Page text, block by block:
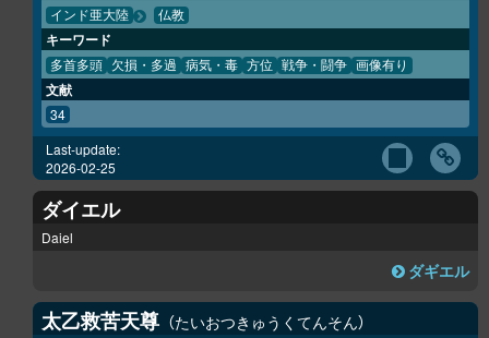
インド亜大陸 仏教
キーワード
多首多頭 欠損・多過 病気・毒 方位 戦争・闘争 画像有り
文献
34
Last-update:
2026-02-25
ダイエル
Daiel
ダギエル
太乙救苦天尊 たいおつきゅうくてんそん